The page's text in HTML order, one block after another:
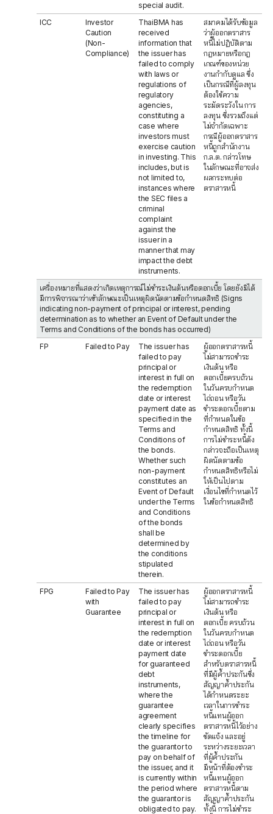
special audit.
ICC
Investor
Caution
(Non-
Compliance)
ThaiBMA has
received
information that
the issuer has
failed to comply
with laws or
regulations of
regulatory
agencies,
constituting a
case where
investors must
exercise caution
in investing. This
includes, but is
not limited to,
instances where
the SEC files a
criminal
complaint
against the
issuer in a
manner that may
impact the debt
instruments.
สมาคมได้รับข้อมูล
ว่าผู้ออกตราสาร
หนี้ไม่ปฏิบัติตาม
กฎหมายหรือกฎ
เกณฑ์ของหน่วย
งานกำกับดูแล ซึ่ง
เป็นกรณีที่ผู้ลงทุน
ต้องใช้ความ
ระมัดระวังใน การ
ลงทุน ซึ่งรวมถึงแต่
ไม่จำกัดเฉพาะ
กรณีผู้ออกตราสาร
หนี้ถูกสำนักงาน
ก.ล.ต. กล่าวโทษ
ในลักษณะที่อาจส่ง
ผลกระทบต่อ
ตราสารหนี้
เครื่องหมายที่แสดงว่าเกิดเหตุการณ์ไม่ชำระเงินต้นหรือดอกเบี้ย โดยยังมิได้
มีการพิจารณาว่าเข้าลักษณะเป็นเหตุผิดนัดตามข้อกำหนดสิทธิ (Signs
indicating non-payment of principal or interest, pending
determination as to whether an Event of Default under the
Terms and Conditions of the bonds has occurred)
FP
Failed to Pay
The issuer has
failed to pay
principal or
interest in full on
the redemption
date or interest
payment date as
specified in the
Terms and
Conditions of
the bonds.
Whether such
non-payment
constitutes an
Event of Default
under the Terms
and Conditions
of the bonds
shall be
determined by
the conditions
stipulated
therein.
ผู้ออกตราสารหนี้
ไม่สามารถชำระ
เงินต้น หรือ
ดอกเบี้ยครบถ้วน
ในวันครบกำหนด
ไถ่ถอน หรือวัน
ชำระดอกเบี้ยตาม
ที่กำหนดในข้อ
กำหนดสิทธิ ทั้งนี้
การไม่ชำระหนี้ดัง
กล่าวจะถือเป็นเหตุ
ผิดนัดตามข้อ
กำหนดสิทธิหรือไม่
ให้เป็นไปตาม
เงื่อนไขที่กำหนดไว้
ในข้อกำหนดสิทธิ
FPG
Failed to Pay
with
Guarantee
The issuer has
failed to pay
principal or
interest in full on
the redemption
date or interest
payment date
for guaranteed
debt
instruments,
where the
guarantee
agreement
clearly specifies
the timeline for
the guarantor to
pay on behalf of
the issuer, and it
is currently within
the period where
the guarantor is
obligated to pay.
ผู้ออกตราสารหนี้
ไม่สามารถชำระ
เงินต้น หรือ
ดอกเบี้ย ครบถ้วน
ในวันครบกำหนด
ไถ่ถอน หรือวัน
ชำระดอกเบี้ย
สำหรับตราสารหนี้
ที่มีผู้ค้ำประกันซึ่ง
สัญญาค้ำประกัน
ได้กำหนดระยะ
เวลาในการชำระ
หนี้แทนผู้ออก
ตราสารหนี้ไว้อย่าง
ชัดแจ้ง และอยู่
ระหว่างระยะเวลา
ที่ผู้ค้ำประกัน
มีหน้าที่ต้องชำระ
หนี้แทนผู้ออก
ตราสารหนี้ตาม
สัญญาค้ำประกัน
ทั้งนี้ การไม่ชำระ